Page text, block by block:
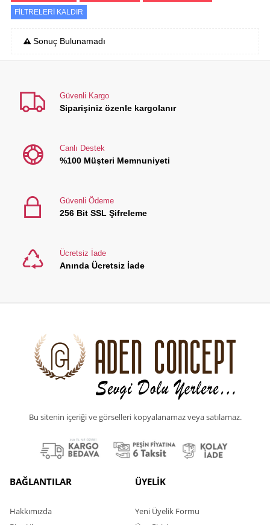
FİLTRELERİ KALDIR
Sonuç Bulunamadı
Güvenli Kargo
Siparişiniz özenle kargolanır
Canlı Destek
%100 Müşteri Memnuniyeti
Güvenli Ödeme
256 Bit SSL Şifreleme
Ücretsiz İade
Anında Ücretsiz İade
Bu sitenin içeriği ve görselleri kopyalanamaz veya satılamaz.
BAĞLANTILAR
Hakkımızda
ÜYELİK
Yeni Üyelik Formu